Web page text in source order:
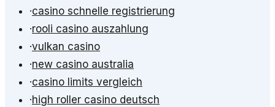
·casino schnelle registrierung
·rooli casino auszahlung
·vulkan casino
·new casino australia
·casino limits vergleich
·high roller casino deutsch